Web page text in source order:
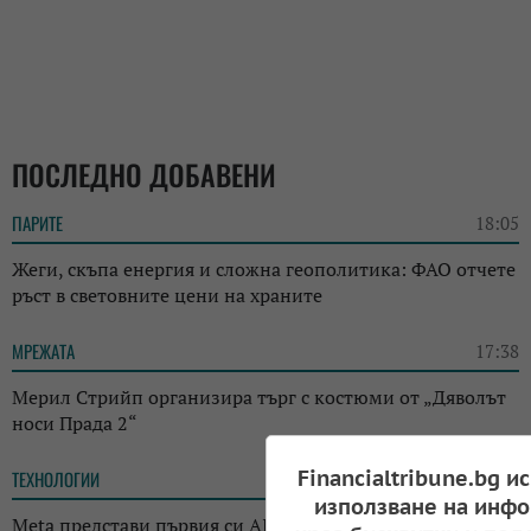
ПОСЛЕДНО ДОБАВЕНИ
ПАРИТЕ 18:05
Жеги, скъпа енергия и сложна геополитика: ФАО отчете
ръст в световните цени на храните
МРЕЖАТА 17:38
Мерил Стрийп организира търг с костюми от „Дяволът
носи Прада 2“
ТЕХНОЛОГИИ 14:38
Meta представи първия си AI инструмент за
Financialtribune.bg
използване на